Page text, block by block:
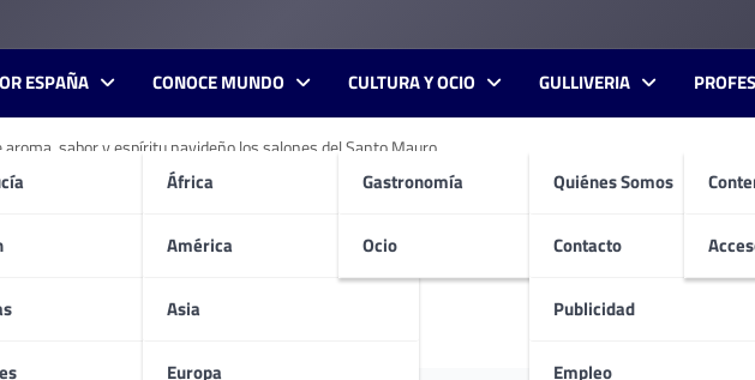
ESPAÑA CONOCE MUNDO
África
América
Asia
Europa
CULTURA Y OCIO
Gastronomía
Ocio
GULLIVERIA
Quiénes Somos
Contacto
Publicidad
Empleo
sabor y espíritu navideño los salones del Santo Mauro
La Duquesita llenan de aroma, sabor
Mauro